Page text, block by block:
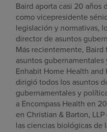
Baird aporta casi 20 años
como vicepresidente
legislación y normativas,
director de asuntos
Más recientemente,
asuntos
Enhabit Home Health
dirigió todos los asuntos
gubernamentales y
a Encompass Health en
en Christian & Barton,
las ciencias biológicas de